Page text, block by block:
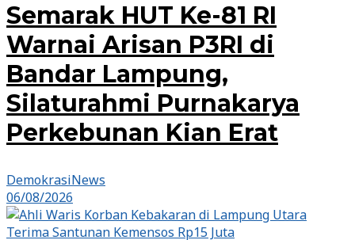
Semarak HUT Ke-81 RI
Warnai Arisan P3RI di
Bandar Lampung,
Silaturahmi Purnakarya
Perkebunan Kian Erat
DemokrasiNews
06/08/2026